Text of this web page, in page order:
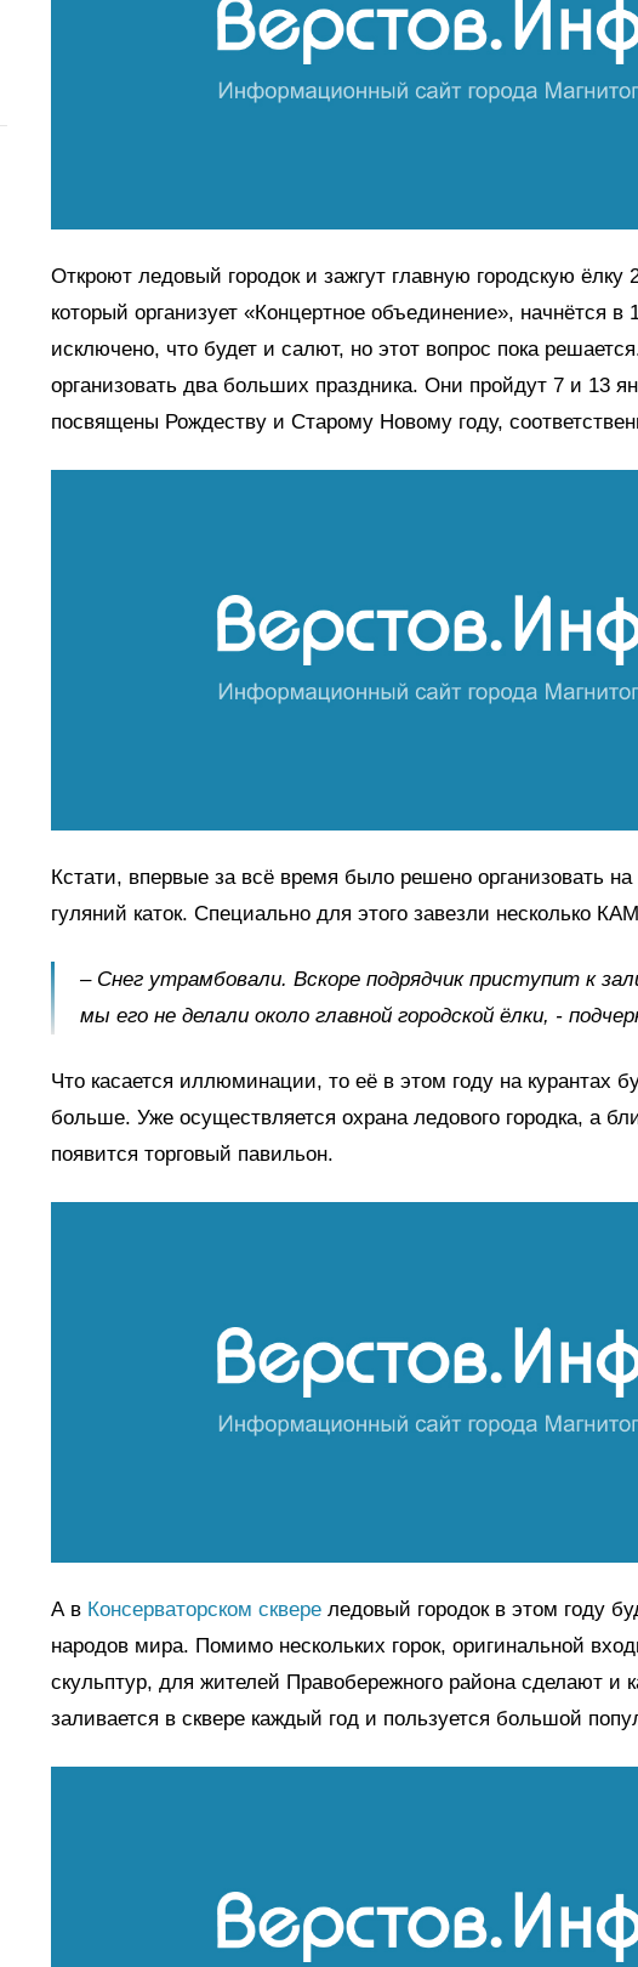
Откроют ледовый городок и зажгут главную городскую ёлку
который организует «Концертное объединение», начнётся в
исключено, что будет и салют, но этот вопрос пока
организовать два больших праздника. Они пройдут 7 и 13
посвящены Рождеству и Старому Новому году,
Кстати, впервые за всё время было решено организовать
гуляний каток. Специально для этого завезли несколько
– Снег утрамбовали. Вскоре подрядчик приступит к
мы его не делали около главной городской ёлки, -
Что касается иллюминации, то её в этом году на курантах
больше. Уже осуществляется охрана ледового городка, а
появится торговый павильон.
А в Консерваторском сквере ледовый городок в этом году
народов мира. Помимо нескольких горок, оригинальной
скульптур, для жителей Правобережного района сделают и
заливается в сквере каждый год и пользуется большой